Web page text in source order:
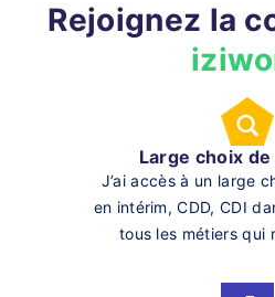
Rejoignez la
Large choix
J’ai accès à un large
en intérim, CDD, CDI
tous les métiers qui